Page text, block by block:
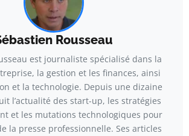
Rousseau
est journaliste spécialisé dans la
la gestion et les finances, ainsi
et la technologie. Depuis une dizaine
l’actualité des start-up, les stratégies
et les mutations technologiques pour
la presse professionnelle. Ses articles